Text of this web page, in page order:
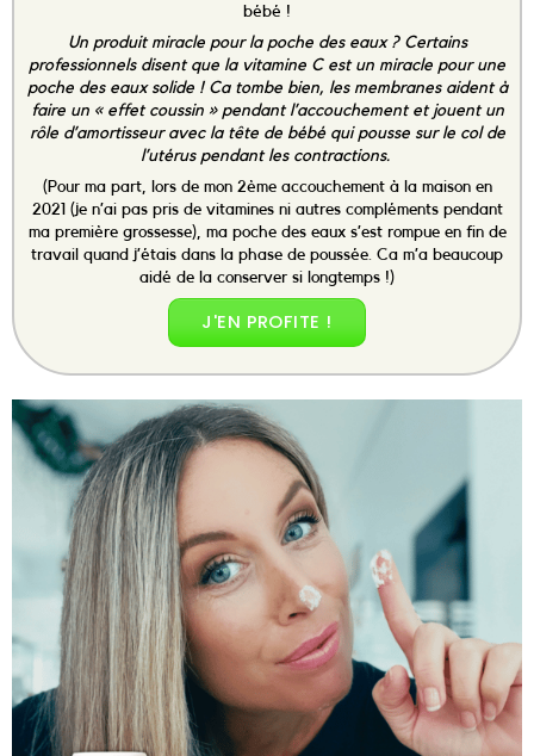
bébé !
Un produit miracle pour la poche des eaux ? Certains
professionnels disent que la vitamine C est un miracle pour une
poche des eaux solide ! Ca tombe bien, les membranes aident à
faire un « effet coussin » pendant l’accouchement et jouent un
rôle d’amortisseur avec la tête de bébé qui pousse sur le col de
l’utérus pendant les contractions.
(Pour ma part, lors de mon 2ème accouchement à la maison en
2021 (je n’ai pas pris de vitamines ni autres compléments pendant
ma première grossesse), ma poche des eaux s’est rompue en fin de
travail quand j’étais dans la phase de poussée. Ca m’a beaucoup
aidé de la conserver si longtemps !)
J'EN PROFITE !